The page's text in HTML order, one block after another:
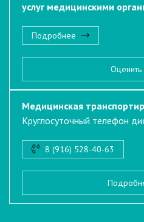
услуг медицинскими
Подробнее
Оценить
Медицинская
Круглосуточный телефон
8 (916) 528-40-63